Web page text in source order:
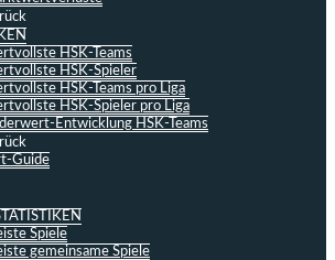
HSK-Teams
HSK-Spieler
HSK-Teams pro Liga
HSK-Spieler pro Liga
Entwicklung HSK-Teams
Guide
Spiele
gemeinsame Spiele